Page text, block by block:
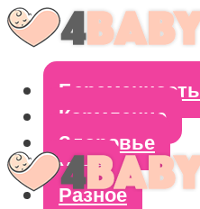
Беременность
Кормление
Здоровье
Уход
Разное